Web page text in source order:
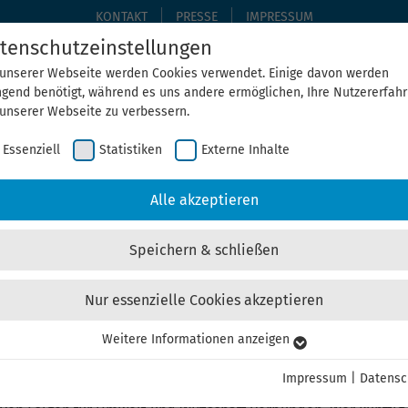
KONTAKT PRESSE IMPRESSUM
THEGA ERLEBEN ÜBER UNS
für Unternehmen
Webseite werden Cookies verwendet. Einige davon werden
benötigt, während es uns andere ermöglichen, Ihre
Webseite zu verbessern.
Essenziell Statistiken Externe Inhalte
Alle akzeptieren
Speichern & schließen
Nur essenzielle Cookies akzeptieren
Cookies werden für grundlegende Funktionen der Webseite
Weitere Informationen anzeigen
Impressum